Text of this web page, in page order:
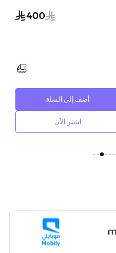
الإلكتروني ألوان متعددة
400
أضف إلى السلة
اشترِ الآن